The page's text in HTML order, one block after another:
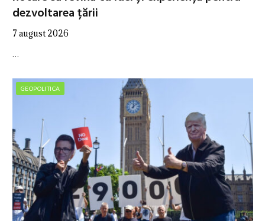
dezvoltarea țării
7 august 2026
…
GEOPOLITICA